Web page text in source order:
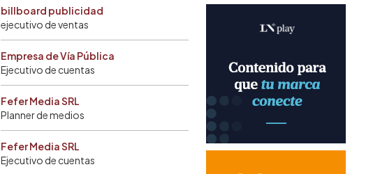
billboard publicidad
ejecutivo de ventas
Empresa de Vía Pública
Ejecutivo de cuentas
Fefer Media SRL
Planner de medios
Fefer Media SRL
Ejecutivo de cuentas